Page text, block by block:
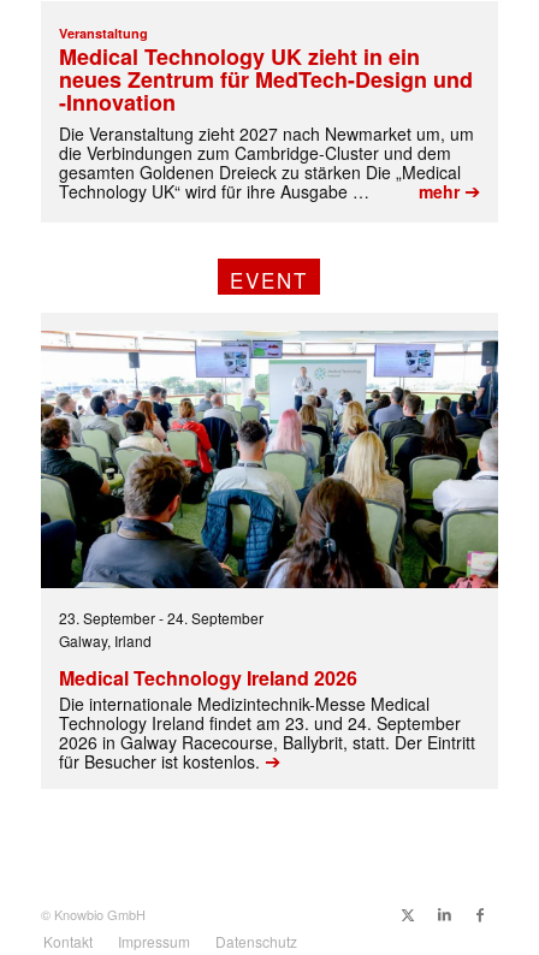
(erforderlich)
Veranstaltung
Medical Technology UK zieht in ein
neues Zentrum für MedTech-Design und
-Innovation
Die Veranstaltung zieht 2027 nach Newmarket um, um
die Verbindungen zum Cambridge-Cluster und dem
gesamten Goldenen Dreieck zu stärken Die „Medical
Technology UK“ wird für ihre Ausgabe …
mehr➔
EVENT
23. September-24. September
Galway, Irland
Medical Technology Ireland 2026
Die internationale Medizintechnik-Messe Medical
Technology Ireland findet am 23. und 24. September
2026 in Galway Racecourse, Ballybrit, statt. Der Eintritt
für Besucher ist kostenlos. ➔
© Knowbio GmbH
Kontakt Impressum Datenschutz